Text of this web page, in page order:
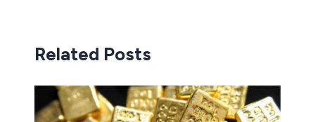
Related Posts